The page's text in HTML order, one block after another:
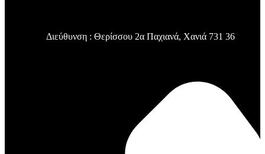
Διεύθυνση : Θερίσσου 2α Παχιανά, Χανιά 731 36